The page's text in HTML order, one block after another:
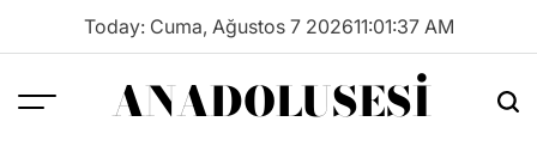
Today: Cuma, Ağustos 7 202611:01:38 AM
Menu ANADOLUSESI